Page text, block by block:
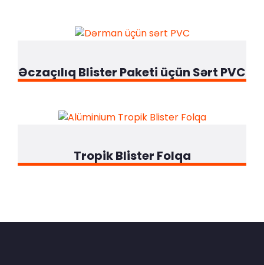
Əczaçılıq Blister Paketi üçün Sərt PVC
Tropik Blister Folqa